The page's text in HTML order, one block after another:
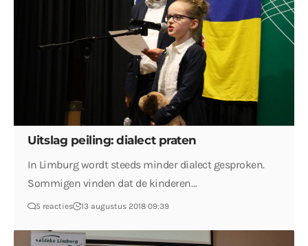
Uitslag peiling: dialect praten
In Limburg wordt steeds minder dialect gesproken.
Sommigen vinden dat de kinderen…
5 reacties 13 augustus 2018 09:39